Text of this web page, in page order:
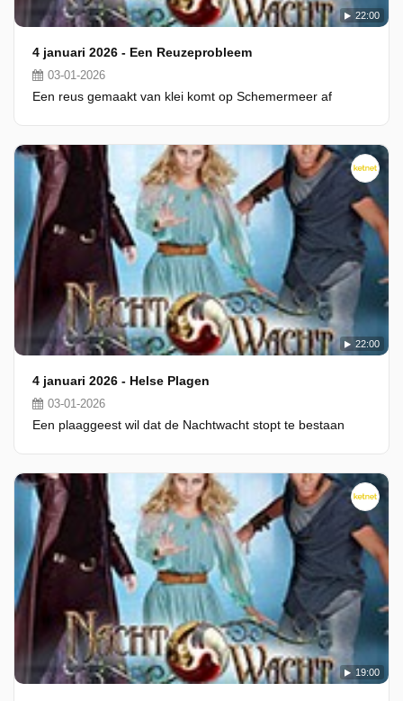
22:00
4 januari 2026 - Een Reuzeprobleem
03-01-2026
Een reus gemaakt van klei komt op Schemermeer af
22:00
4 januari 2026 - Helse Plagen
03-01-2026
Een plaaggeest wil dat de Nachtwacht stopt te bestaan
19:00